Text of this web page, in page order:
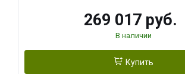
269 017 руб.
В наличии
Купить